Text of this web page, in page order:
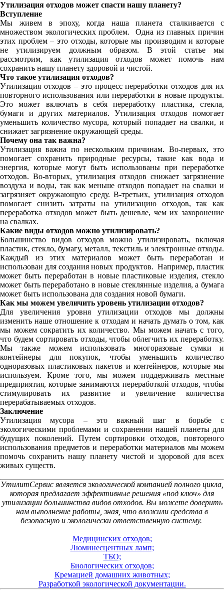
Утилизация отходов может спасти нашу планету?
Вступление
Мы живем в эпоху, когда наша планета сталкивается с
множеством экологических проблем.
Одна из главных причин
этих проблем – это отходы, которые мы производим и которые
не утилизируем должным образом. В этой статье мы
рассмотрим, как утилизация отходов может помочь нам
сохранить нашу планету здоровой и чистой.
Что такое утилизация отходов?
Утилизация отходов – это процесс переработки отходов для их
повторного использования или переработки в новые продукты.
Это может включать в себя переработку пластика, стекла,
бумаги и других материалов. Утилизация отходов помогает
уменьшить количество мусора, который попадает на свалки, и
снижает загрязнение окружающей среды.
Почему она так важна?
Утилизация важна по нескольким причинам. Во-первых, это
помогает сохранить природные ресурсы, такие как вода и
энергия, которые могут быть использованы при переработке
отходов. Во-вторых, утилизация отходов снижает загрязнение
воздуха и воды, так как меньше отходов попадает на свалки и
загрязняет окружающую среду. В-третьих, утилизация отходов
помогает снизить затраты на утилизацию отходов, так как
переработка отходов может быть дешевле, чем их захоронение
на свалках.
Какие виды отходов можно утилизировать?
Большинство видов отходов можно утилизировать, включая
пластик, стекло, бумагу, металл, текстиль и электронные отходы.
Каждый из этих материалов может быть переработан и
использован для создания новых продуктов. Например, пластик
может быть переработан в новые пластиковые изделия, стекло
может быть переработано в новые стеклянные изделия, а бумага
может быть использована для создания новой бумаги.
Как мы можем увеличить уровень утилизации отходов?
Для увеличения уровня утилизации отходов мы должны
изменить наше отношение к отходам и начать думать о том, как
мы можем сократить их количество. Мы можем начать с того,
что будем сортировать отходы, чтобы облегчить их переработку.
Мы также можем использовать многоразовые сумки и
контейнеры для покупок, чтобы уменьшить количество
одноразовых пластиковых пакетов и контейнеров, которые мы
используем. Кроме того, мы можем поддерживать местные
предприятия, которые занимаются переработкой отходов, чтобы
стимулировать их развитие и увеличение количества
перерабатываемых отходов.
Заключение
Утилизация мусора – это важный шаг в борьбе с
экологическими проблемами и сохранении нашей планеты для
будущих поколений. Путем сортировки отходов, повторного
использования предметов и переработки материалов мы можем
помочь сохранить нашу планету чистой и здоровой для всех
живых существ.
УтилитСервис является экологической компанией полного цикла,
которая предлагает эффективные решения «под ключ» для
утилизации большинства видов отходов. Вы можете доверить
нам выполнение работы, зная, что вложили средства в
безопасную и экологически ответственную систему.
Медицинских отходов;
Люминесцентных ламп;
ТБО;
Биологических отходов;
Кремацией домашних животных;
Разработкой экологической документации.